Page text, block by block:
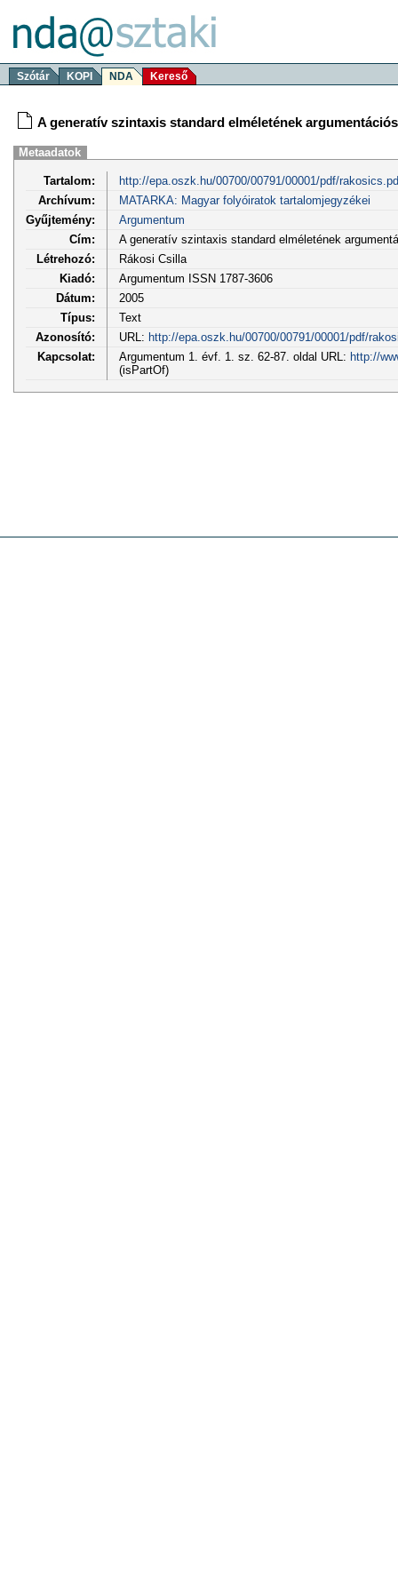
Szótár KOPI NDA Kereső
A generatív szintaxis standard elméletének
Metaadatok
Tartalom:
http://epa.oszk.hu/00700/00791/00001/pdf/
Archívum:
MATARKA: Magyar folyóiratok tartalomjegyzékei
Gyűjtemény:
Argumentum
Cím:
A generatív szintaxis standard elméletének
Létrehozó:
Rákosi Csilla
Kiadó:
Argumentum ISSN 1787-3606
Dátum:
2005
Típus:
Text
Azonosító:
URL: http://epa.oszk.hu/00700/00791/00001/pdf/
Kapcsolat:
Argumentum 1. évf. 1. sz. 62-87. oldal URL: http://
(isPartOf)